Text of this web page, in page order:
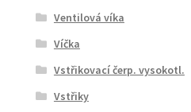
Ventilová víka
Víčka
Vstřikovací čerp. vysokotl.
Vstřiky